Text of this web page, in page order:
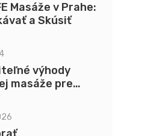
Masáže v Prahe:
a Skúsiť
výhody
masáže pre